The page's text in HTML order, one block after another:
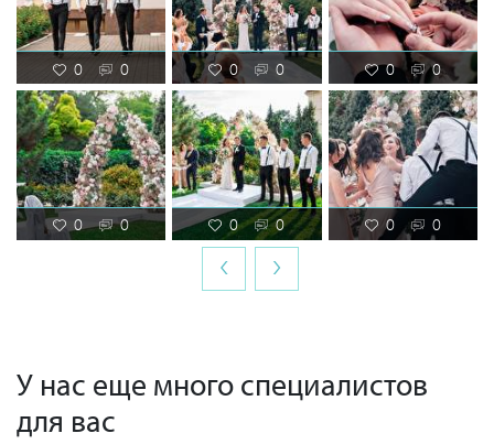
0 0 0 0 0 0
0 0 0 0 0 0
‹ ›
У нас еще много специалистов
для вас